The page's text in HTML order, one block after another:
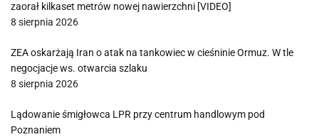
zaorał kilkaset metrów nowej nawierzchni [VIDEO]
8 sierpnia 2026
ZEA oskarżają Iran o atak na tankowiec w cieśninie Ormuz. W tle
negocjacje ws. otwarcia szlaku
8 sierpnia 2026
Lądowanie śmigłowca LPR przy centrum handlowym pod
Poznaniem